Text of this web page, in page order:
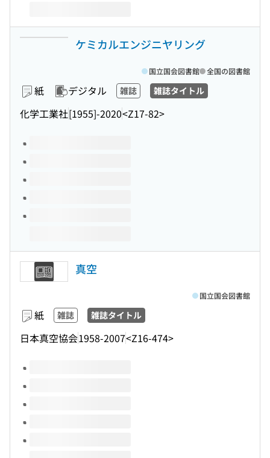
ケミカルエンジニヤリング
紙 デジタル 雑誌 雑誌タイトル
化学工業社[1955]-2020<Z17-82>
国立国会図書館 全国の図書館
このタイトルの巻号
真空
紙 雑誌 雑誌タイトル
日本真空協会1958-2007<Z16-474>
国立国会図書館
このタイトルの巻号